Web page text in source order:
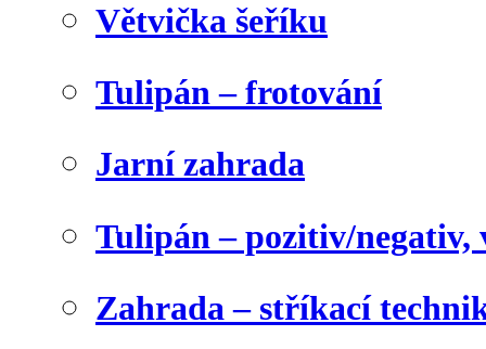
Větvička šeříku
Tulipán – frotování
Jarní zahrada
Tulipán – pozitiv/negativ,
Zahrada – stříkací